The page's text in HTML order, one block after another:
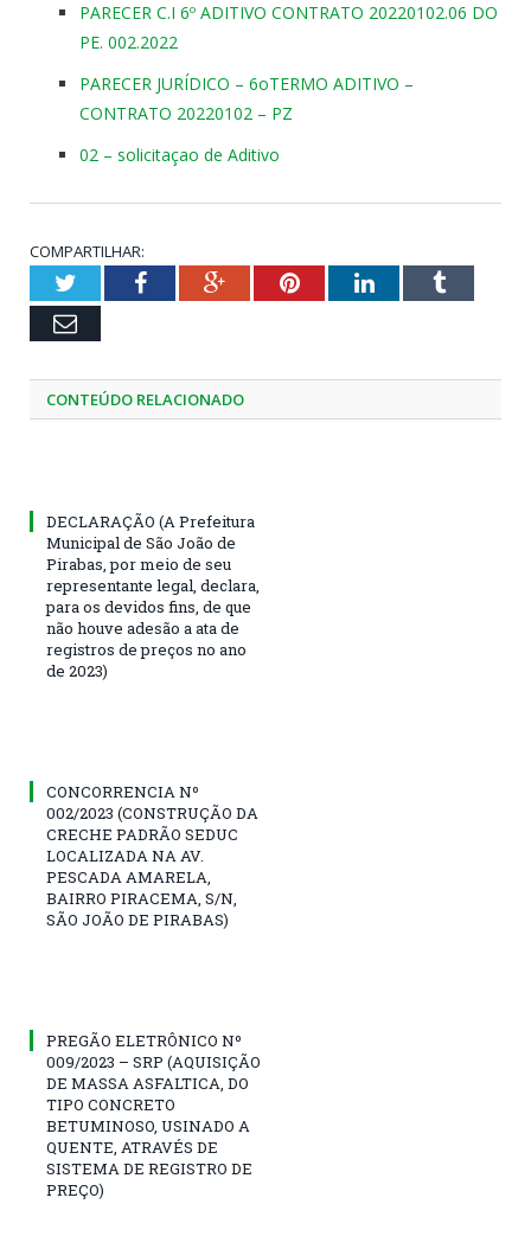
PARECER C.I 6º ADITIVO CONTRATO 20220102.06 DO
PE. 002.2022
PARECER JURÍDICO – 6oTERMO ADITIVO –
CONTRATO 20220102 – PZ
02 – solicitaçao de Aditivo
COMPARTILHAR:
TwitterFacebookGoogle+PinterestLinkedInTumblr
Email
CONTEÚDO RELACIONADO
DECLARAÇÃO (A Prefeitura
Municipal de São João de
Pirabas, por meio de seu
representante legal, declara,
para os devidos fins, de que
não houve adesão a ata de
registros de preços no ano
de 2023)
CONCORRENCIA Nº
002/2023 (CONSTRUÇÃO DA
CRECHE PADRÃO SEDUC
LOCALIZADA NA AV.
PESCADA AMARELA,
BAIRRO PIRACEMA, S/N,
SÃO JOÃO DE PIRABAS)
PREGÃO ELETRÔNICO Nº
009/2023 – SRP (AQUISIÇÃO
DE MASSA ASFALTICA, DO
TIPO CONCRETO
BETUMINOSO, USINADO A
QUENTE, ATRAVÉS DE
SISTEMA DE REGISTRO DE
PREÇO)